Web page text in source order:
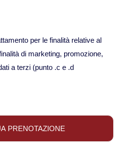
e nord
per le finalità relative al
di marketing, promozione,
a terzi (punto .c e .d